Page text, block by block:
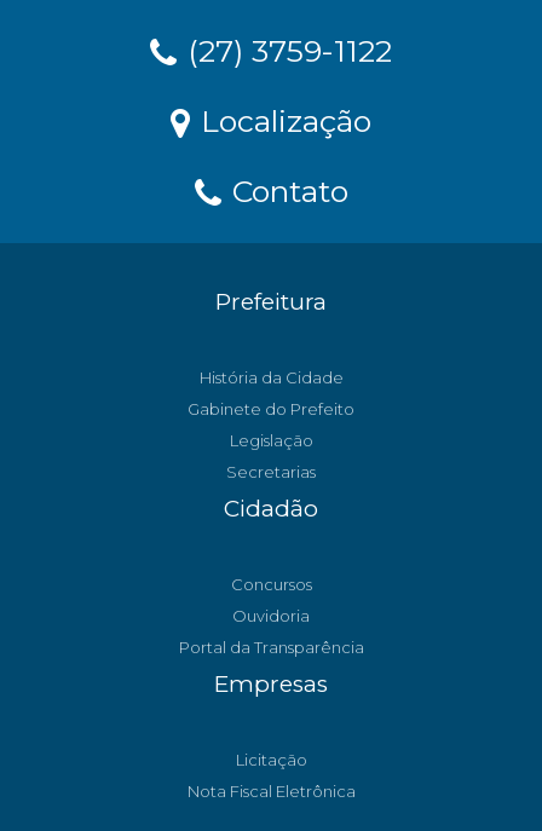
(27) 3759-1122
Localização
Contato
Prefeitura
História da Cidade
Gabinete do Prefeito
Legislação
Secretarias
Cidadão
Concursos
Ouvidoria
Portal da Transparência
Empresas
Licitação
Nota Fiscal Eletrônica